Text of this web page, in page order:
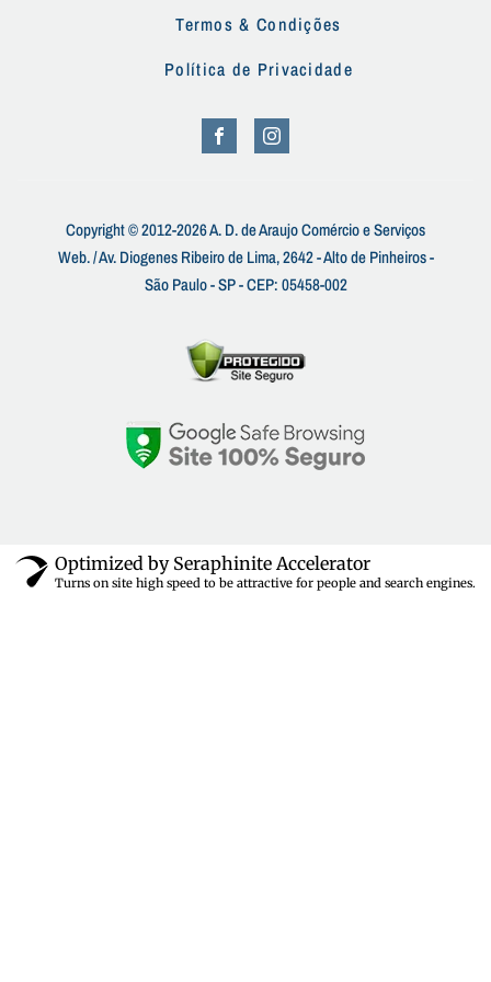
Termos & Condições
Política de Privacidade
Copyright © 2012-2026 A. D. de Araujo Comércio e Serviços
Web. / Av. Diogenes Ribeiro de Lima, 2642 - Alto de Pinheiros -
São Paulo - SP - CEP: 05458-002
Optimized by Seraphinite Accelerator
Turns on site high speed to be attractive for people and search engines.